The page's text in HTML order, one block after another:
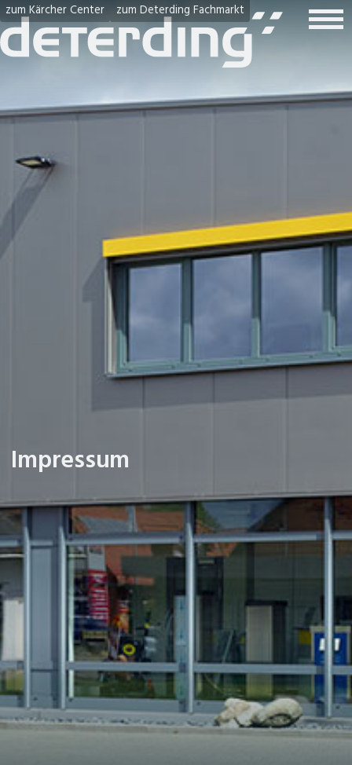
zum Kärcher Center zum Deterding Fachmarkt
Impressum